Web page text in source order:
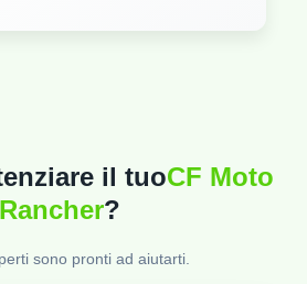
il tuoCF Moto
Rancher?
sono pronti ad aiutarti.